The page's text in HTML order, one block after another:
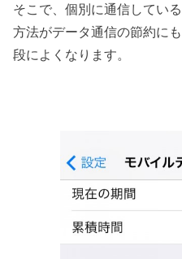
そこで、個別に通信してい
方法がデータ通信の節約に
段によくなります。